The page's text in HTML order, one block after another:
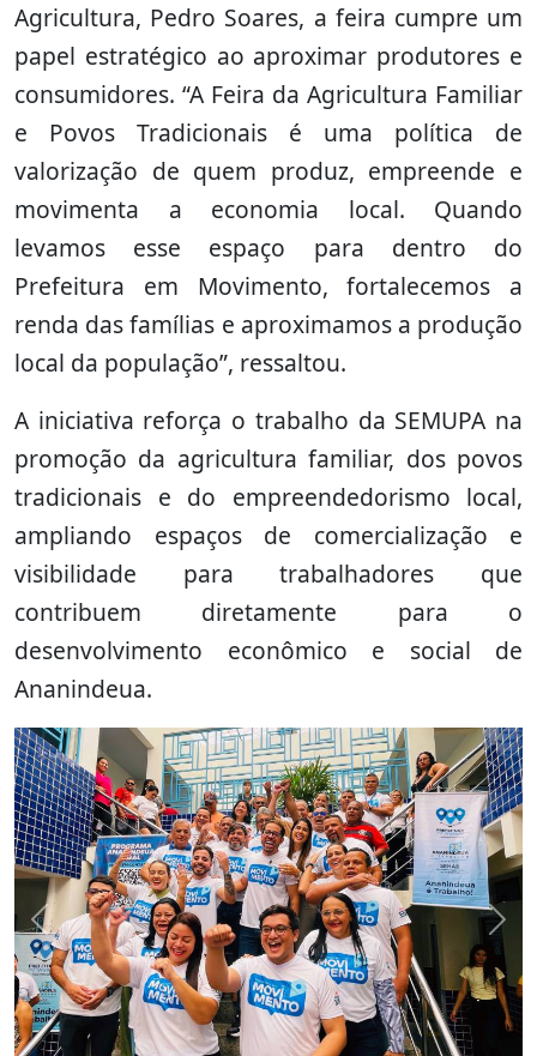
Agricultura, Pedro Soares, a feira cumpre um
papel estratégico ao aproximar produtores e
consumidores. “A Feira da Agricultura Familiar
e Povos Tradicionais é uma política de
valorização de quem produz, empreende e
movimenta a economia local. Quando
levamos esse espaço para dentro do
Prefeitura em Movimento, fortalecemos a
renda das famílias e aproximamos a produção
local da população”, ressaltou.
A iniciativa reforça o trabalho da SEMUPA na
promoção da agricultura familiar, dos povos
tradicionais e do empreendedorismo local,
ampliando espaços de comercialização e
visibilidade para trabalhadores que
contribuem diretamente para o
desenvolvimento econômico e social de
Ananindeua.
Previous